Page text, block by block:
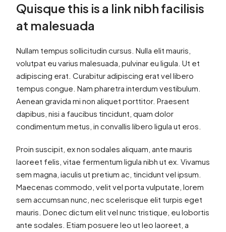
Quisque this is a link nibh facilisis
at malesuada
Nullam tempus sollicitudin cursus. Nulla elit mauris,
volutpat eu varius malesuada, pulvinar eu ligula. Ut et
adipiscing erat. Curabitur adipiscing erat vel libero
tempus congue. Nam pharetra interdum vestibulum.
Aenean gravida mi non aliquet porttitor. Praesent
dapibus, nisi a faucibus tincidunt, quam dolor
condimentum metus, in convallis libero ligula ut eros.
Proin suscipit, ex non sodales aliquam, ante mauris
laoreet felis, vitae fermentum ligula nibh ut ex. Vivamus
sem magna, iaculis ut pretium ac, tincidunt vel ipsum.
Maecenas commodo, velit vel porta vulputate, lorem
sem accumsan nunc, nec scelerisque elit turpis eget
mauris. Donec dictum elit vel nunc tristique, eu lobortis
ante sodales. Etiam posuere leo ut leo laoreet, a